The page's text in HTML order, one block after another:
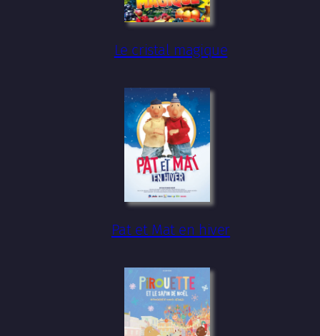
Le cristal magique
Pat et Mat en hiver